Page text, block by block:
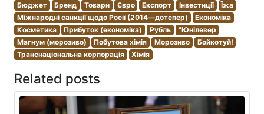
Бюджет
Бренд Товари Євро Експорт Інвестиції
Їжа
Міжнародні санкції щодо Росії (2014—дотепер)
Економіка
Косметика
Прибуток (економіка) Рубль
"Юнілевер
Магнум (морозиво)
Побутова хімія Морозиво
Бойкотуй!
Транснаціональна корпорація
Хімія
Related posts